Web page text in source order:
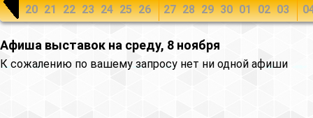
20 21 22 23 24 25 26
27 28 29 30 01 02 03
Афиша выставок на среду, 8 ноября
К сожалению по вашему запросу нет ни одной афиши